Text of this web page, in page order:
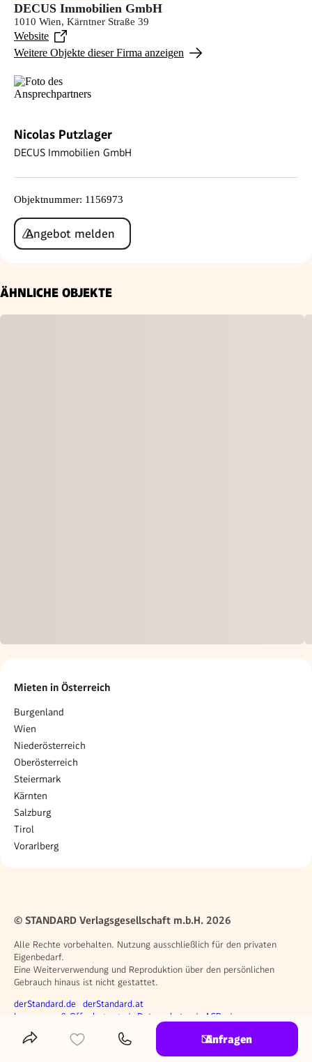
DECUS Immobilien GmbH
1010 Wien, Kärntner Straße 39
Website
Weitere Objekte dieser Firma anzeigen
Nicolas Putzlager
DECUS Immobilien GmbH
Objektnummer: 1156973
Angebot melden
ÄHNLICHE OBJEKTE
Mieten in Österreich
Burgenland
Wien
Niederösterreich
Oberösterreich
Steiermark
Kärnten
Salzburg
Tirol
Vorarlberg
Anfragen
© STANDARD Verlagsgesellschaft m.b.H. 2026
Alle Rechte vorbehalten. Nutzung ausschließlich für den privaten
Eigenbedarf.
Eine Weiterverwendung und Reproduktion über den persönlichen
Gebrauch hinaus ist nicht gestattet.
Weitere Angebote
derStandard.de derStandard.at
Rechtliches
Impressum & Offenlegung Datenschutz
AGB
Privacy Manager